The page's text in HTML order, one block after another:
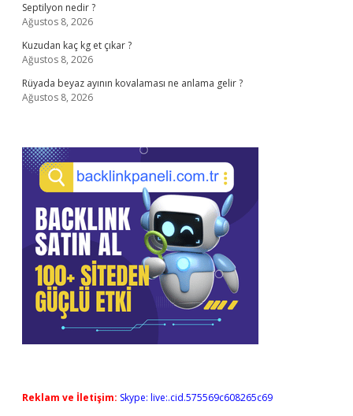
Septilyon nedir ?
Ağustos 8, 2026
Kuzudan kaç kg et çıkar ?
Ağustos 8, 2026
Rüyada beyaz ayının kovalaması ne anlama gelir ?
Ağustos 8, 2026
Reklam ve İletişim: Skype: live:.cid.575569c608265c69